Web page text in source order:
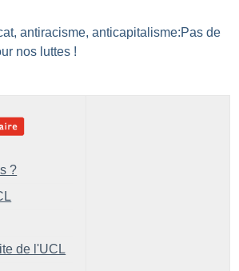
antiracisme, anticapitalisme:Pas de
nos luttes !
?
de l'UCL